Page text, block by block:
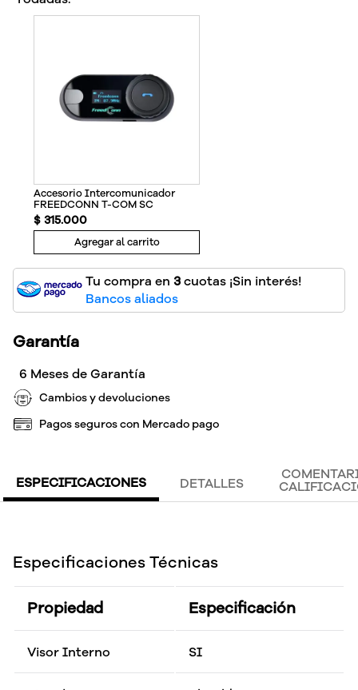
Accesorio Intercomunicador
FREEDCONN T-COM SC
$ 315.000
Agregar al carrito
Tu compra en 3cuotas ¡Sin interés!
Bancos aliados
Garantía
6 Meses de Garantía
Cambios y devoluciones
Pagos seguros con Mercado pago
ESPECIFICACIONES DETALLES
Especificaciones Técnicas
Propiedad Especificación
Visor Interno SI